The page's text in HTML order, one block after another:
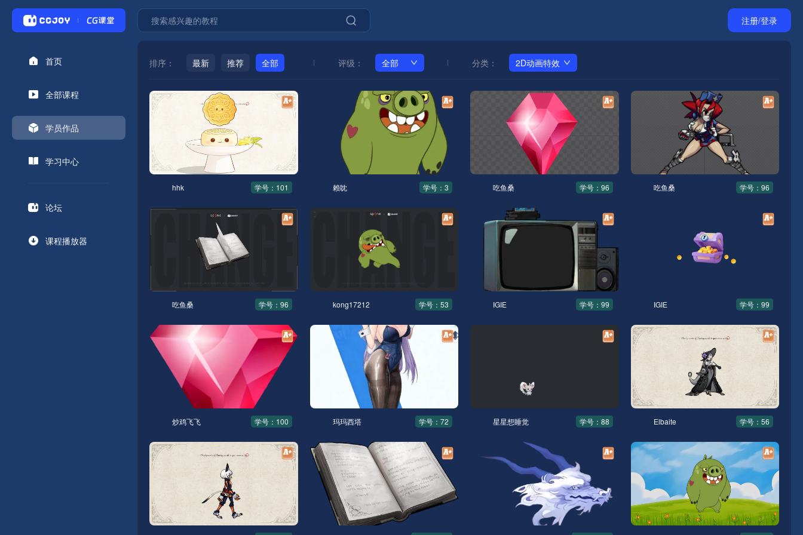
首页
全部课程
学员作品
学习中心
论坛
课程播放器
注册/登录
排序： 最新 推荐 全部 评级： 全部 分类： 2D动画特效
hhk 学号：101 赖眈 学号：3 吃鱼桑 学号：96 吃鱼桑 学号：96
吃鱼桑 学号：96 kong17212 学号：53 IGIE 学号：99 IGIE 学号：99
炒鸡飞飞 学号：100 玛玛西塔 学号：72 星星想睡觉 学号：88 Elbaite 学号：56